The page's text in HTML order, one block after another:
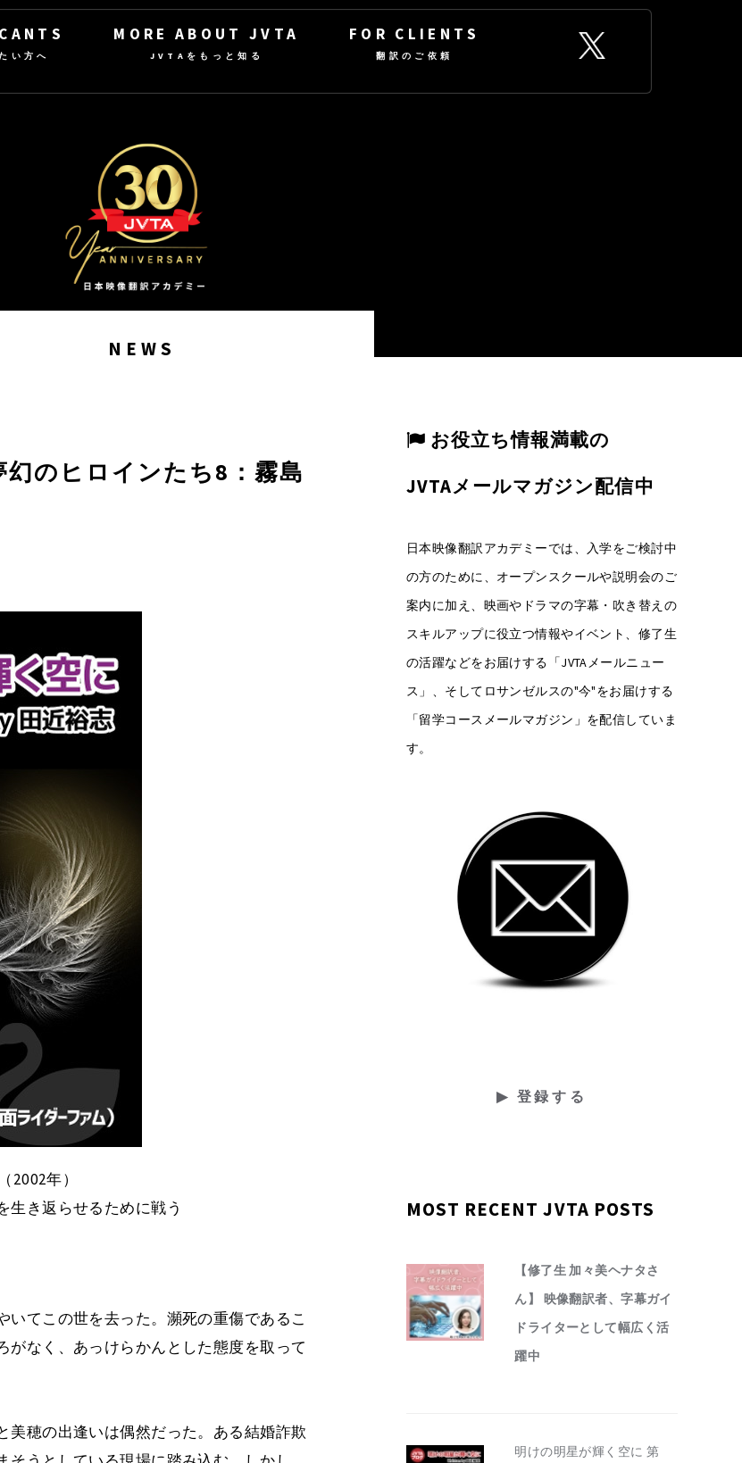
い方へ
MORE ABOUT JVTA
JVTAをもっと知る
FOR CLIENTS
翻訳のご依頼
NEWS
のヒロインたち8：霧島
2002年）
き返らせるために戦う
てこの世を去った。瀕死の重傷であるこ
がなく、あっけらかんとした態度を取って
美穂の出逢いは偶然だった。ある結婚詐欺
お役立ち情報満載の
JVTAメールマガジン配信中
日本映像翻訳アカデミーでは、入学をご検討中
の方のために、オープンスクールや説明会のご
案内に加え、映画やドラマの字幕・吹き替えの
スキルアップに役立つ情報やイベント、修了生
の活躍などをお届けする「JVTAメールニュー
ス」、そしてロサンゼルスの"今"をお届けする
「留学コースメールマガジン」を配信していま
す。
MOST RECENT JVTA POSTS
【修了生 加々美ヘナタさ
ん】 映像翻訳者、字幕ガイ
ドライターとして幅広く活
躍中
明けの明星が輝く空に 第